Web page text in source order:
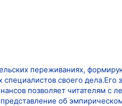
переживаниях,
своего
позволяет читателям с
об